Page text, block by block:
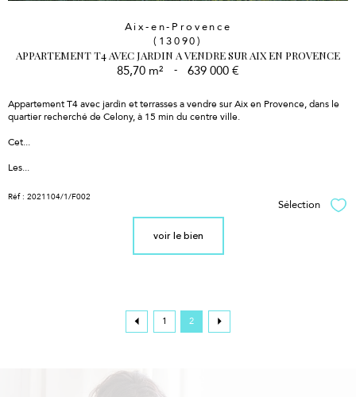
Aix-en-Provence
(13090)
APPARTEMENT T4 AVEC JARDIN A VENDRE SUR AIX EN PROVENCE
85,70 m² - 639 000 €
Appartement T4 avec jardin et terrasses a vendre sur Aix en Provence, dans le
quartier recherché de Celony, à 15 min du centre ville.
Cet...
Les...
Réf : 2021104/1/F002
Sélection
voir le bien
1 2